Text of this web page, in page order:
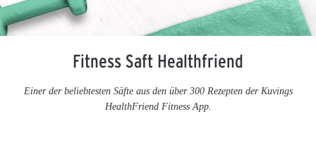
Fitness Saft Healthfriend
Einer der beliebtesten Säfte aus den über 300 Rezepten der Kuvings
HealthFriend Fitness App.